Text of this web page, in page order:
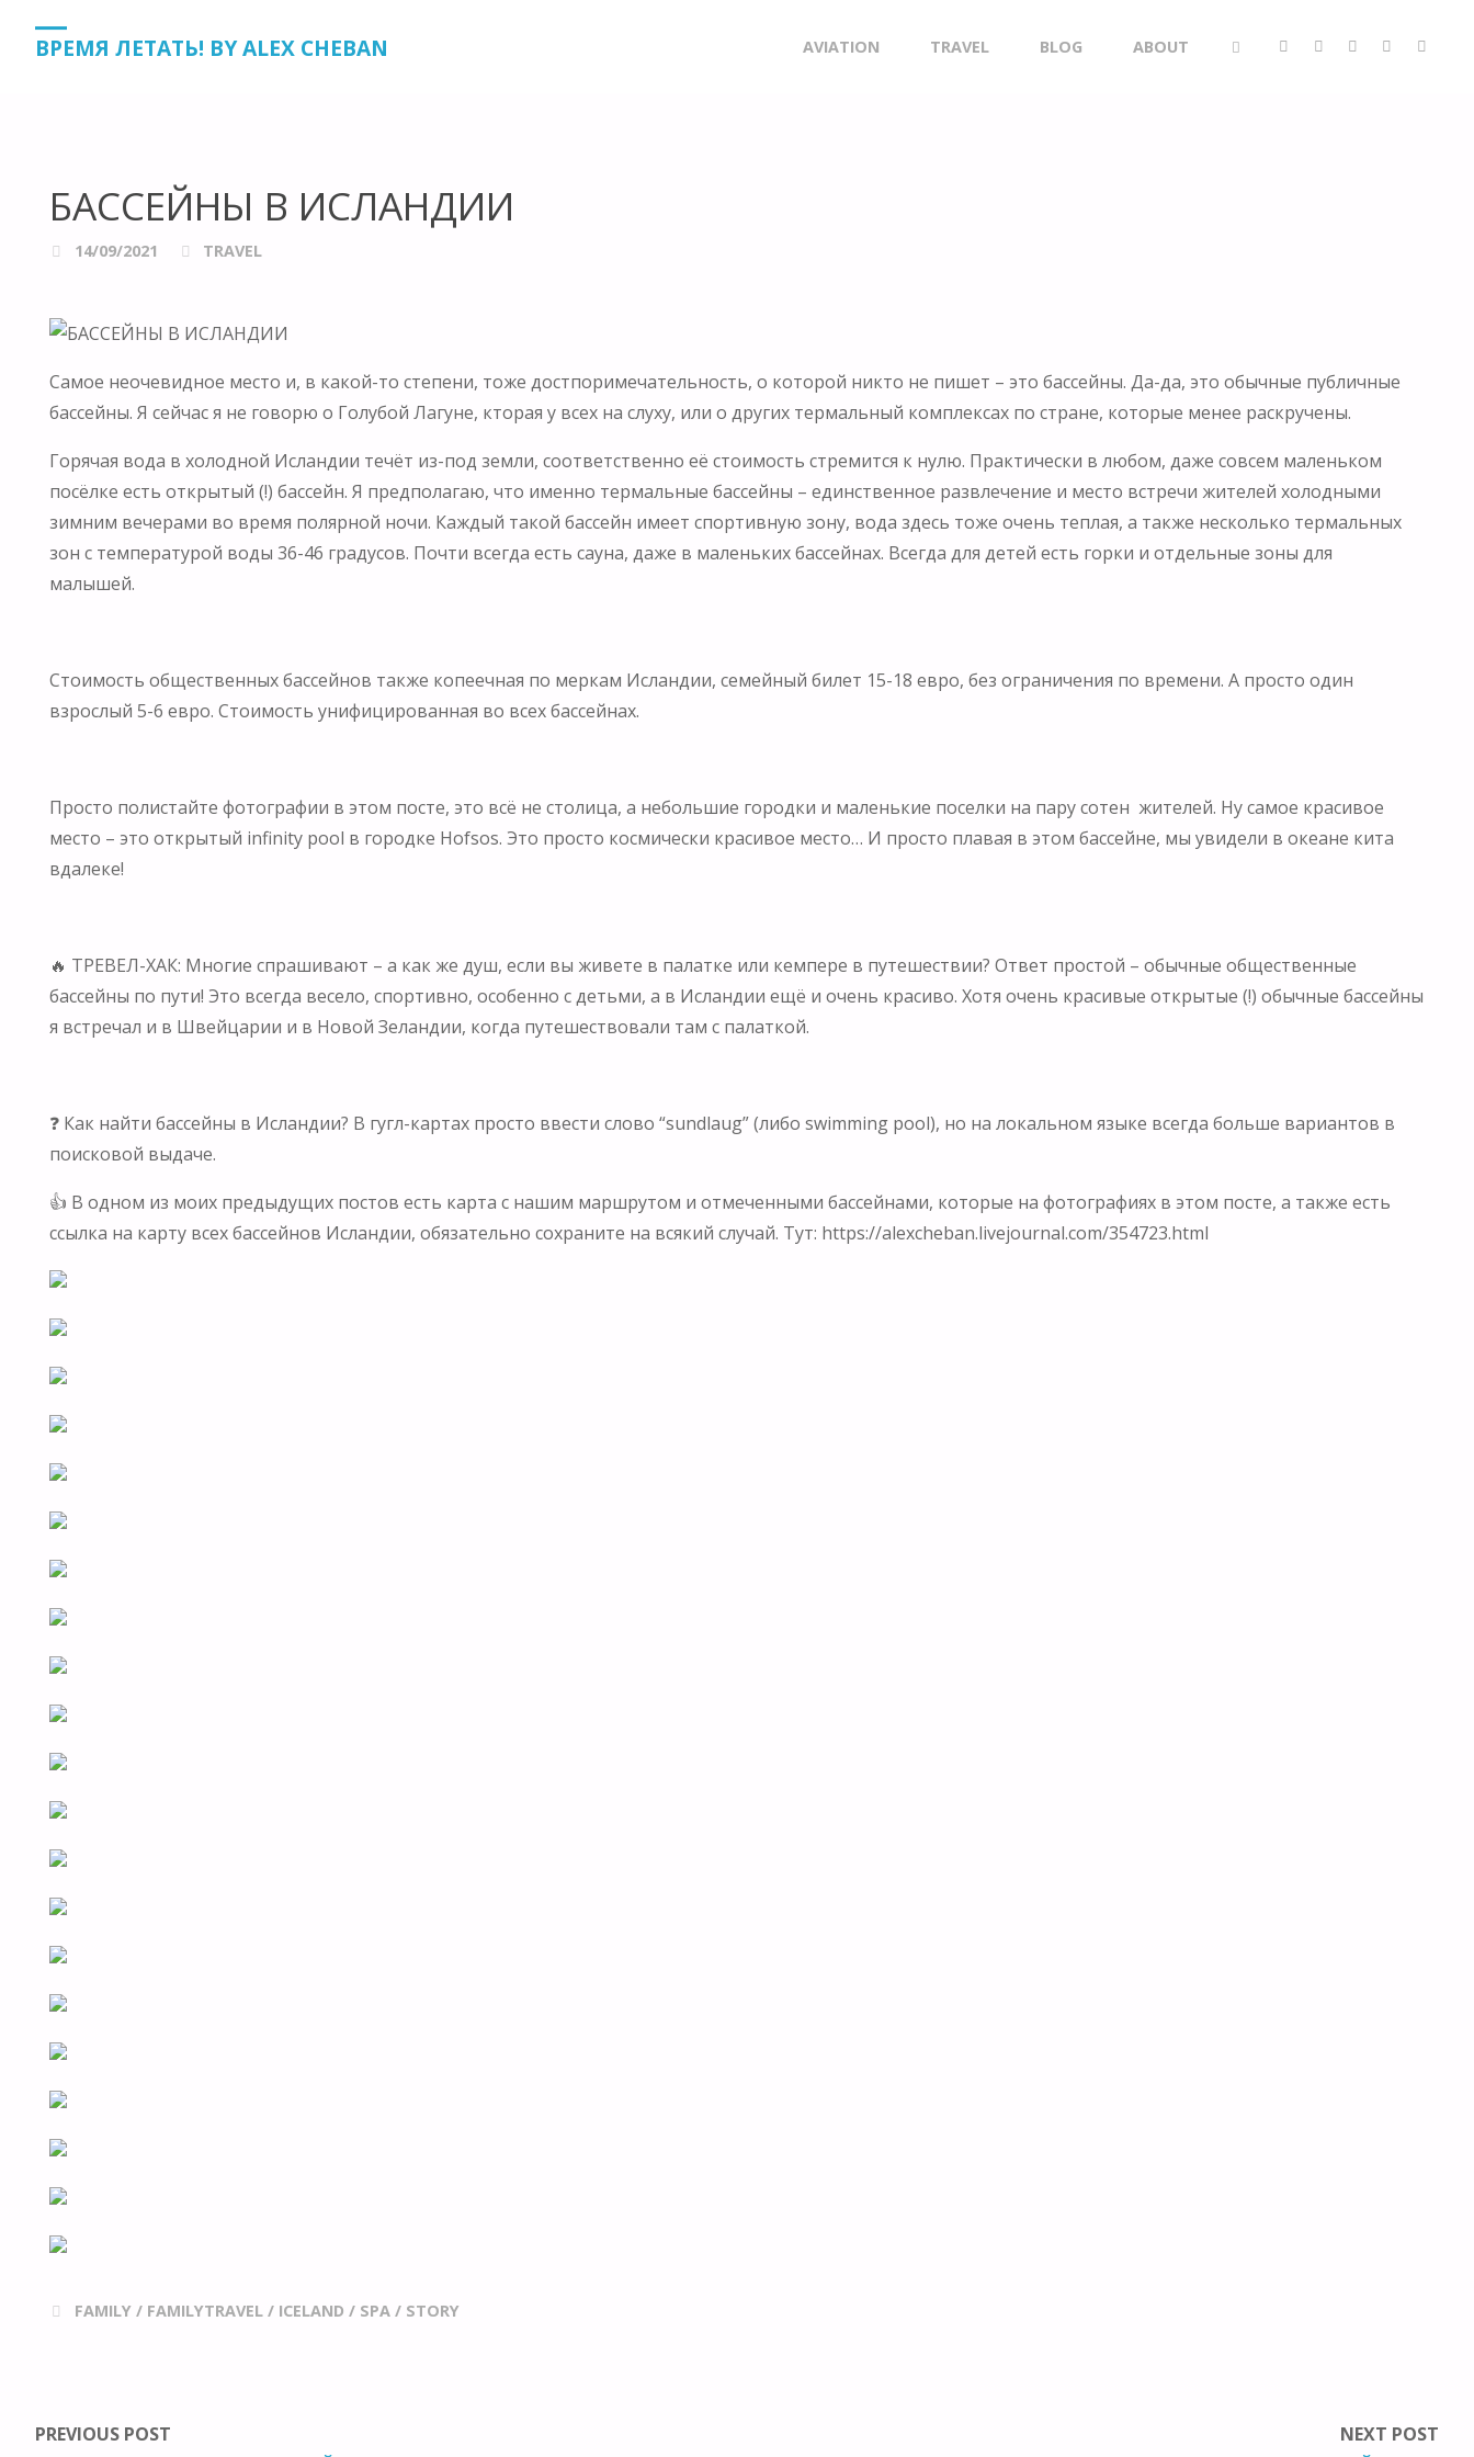
ВРЕМЯ ЛЕТАТЬ! BY ALEX CHEBAN AVIATION TRAVEL BLOG ABOUT
БАССЕЙНЫ В ИСЛАНДИИ
14/09/2021 TRAVEL
Самое неочевидное место и, в какой-то степени, тоже достпоримечательность, о которой никто не пишет – это бассейны. Да-да, это обычные публичные
бассейны. Я сейчас я не говорю о Голубой Лагуне, кторая у всех на слуху, или о других термальный комплексах по стране, которые менее раскручены.
Горячая вода в холодной Исландии течёт из-под земли, соответственно её стоимость стремится к нулю. Практически в любом, даже совсем маленьком
посёлке есть открытый (!) бассейн. Я предполагаю, что именно термальные бассейны – единственное развлечение и место встречи жителей холодными
зимним вечерами во время полярной ночи. Каждый такой бассейн имеет спортивную зону, вода здесь тоже очень теплая, а также несколько термальных
зон с температурой воды 36-46 градусов. Почти всегда есть сауна, даже в маленьких бассейнах. Всегда для детей есть горки и отдельные зоны для
малышей.
Стоимость общественных бассейнов также копеечная по меркам Исландии, семейный билет 15-18 евро, без ограничения по времени. А просто один
взрослый 5-6 евро. Стоимость унифицированная во всех бассейнах.
Просто полистайте фотографии в этом посте, это всё не столица, а небольшие городки и маленькие поселки на пару сотен жителей. Ну самое красивое
место – это открытый infinity pool в городке Hofsos. Это просто космически красивое место… И просто плавая в этом бассейне, мы увидели в океане кита
вдалеке!
🔥 ТРЕВЕЛ-ХАК: Многие спрашивают – а как же душ, если вы живете в палатке или кемпере в путешествии? Ответ простой – обычные общественные
бассейны по пути! Это всегда весело, спортивно, особенно с детьми, а в Исландии ещё и очень красиво. Хотя очень красивые открытые (!) обычные бассейны
я встречал и в Швейцарии и в Новой Зеландии, когда путешествовали там с палаткой.
❓ Как найти бассейны в Исландии? В гугл-картах просто ввести слово “sundlaug” (либо swimming pool), но на локальном языке всегда больше вариантов в
поисковой выдаче.
👍 В одном из моих предыдущих постов есть карта с нашим маршрутом и отмеченными бассейнами, которые на фотографиях в этом посте, а также есть
ссылка на карту всех бассейнов Исландии, обязательно сохраните на всякий случай. Тут: https://alexcheban.livejournal.com/354723.html
FAMILY/ FAMILYTRAVEL/ ICELAND / SPA/ STORY
PREVIOUS POST NEXT POST